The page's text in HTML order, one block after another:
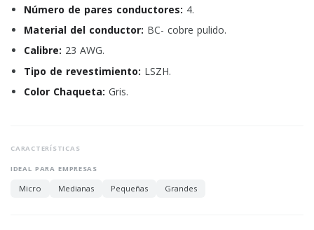
Número de pares conductores: 4.
Material del conductor: BC- cobre pulido.
Calibre: 23 AWG.
Tipo de revestimiento: LSZH.
Color Chaqueta: Gris.
CARACTERÍSTICAS
IDEAL PARA EMPRESAS
Micro Medianas Pequeñas Grandes